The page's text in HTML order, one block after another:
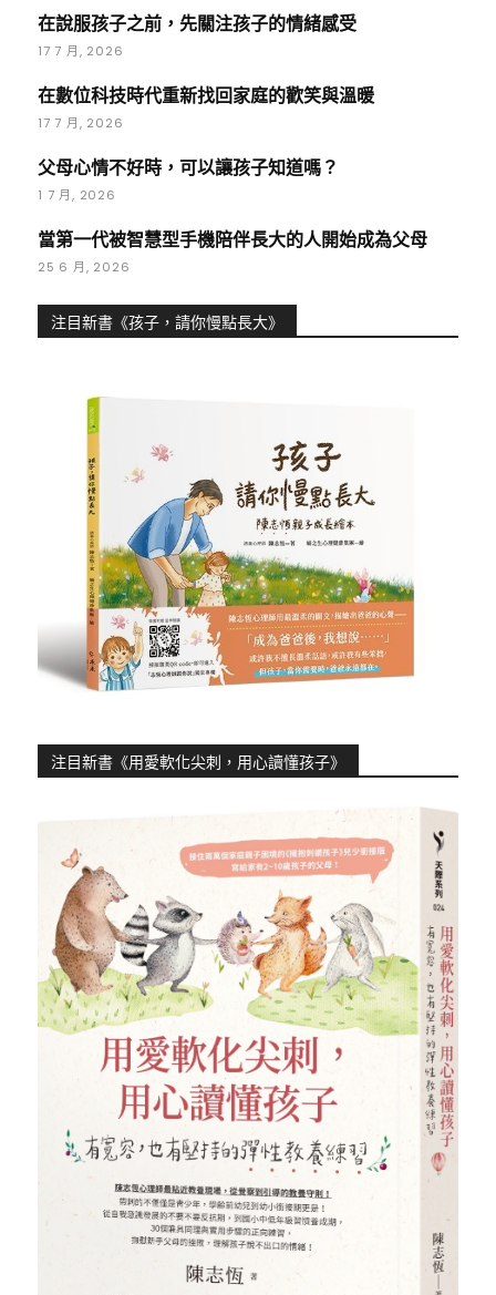
在說服孩子之前，先關注孩子的情緒感受
17 7 月, 2026
在數位科技時代重新找回家庭的歡笑與溫暖
17 7 月, 2026
父母心情不好時，可以讓孩子知道嗎？
1 7 月, 2026
當第一代被智慧型手機陪伴長大的人開始成為父母
25 6 月, 2026
注目新書《孩子，請你慢點長大》
注目新書《用愛軟化尖刺，用心讀懂孩子》